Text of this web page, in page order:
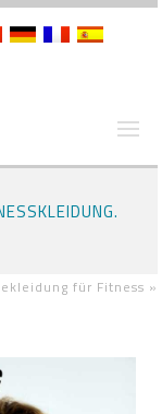
für Fitness »